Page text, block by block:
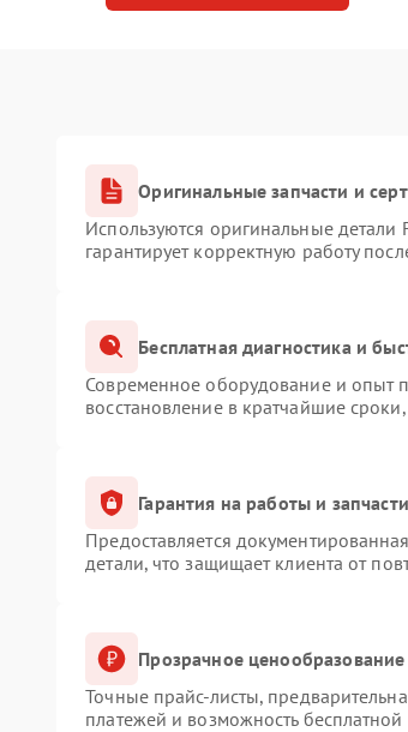
Оригинальные запчасти и
Используются оригинальные
гарантирует корректную работу
Бесплатная диагностика и
Современное оборудование и опыт
восстановление в кратчайшие
Гарантия на работы и запчасти
Предоставляется
детали, что защищает клиента от
Прозрачное
Точные прайс-листы,
платежей и возможность